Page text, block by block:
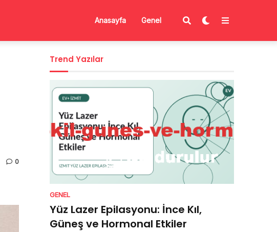
Anasayfa Genel
0
Trend Yazılar
GENEL
Yüz Lazer Epilasyonu: İnce Kıl,
Güneş ve Hormonal Etkiler